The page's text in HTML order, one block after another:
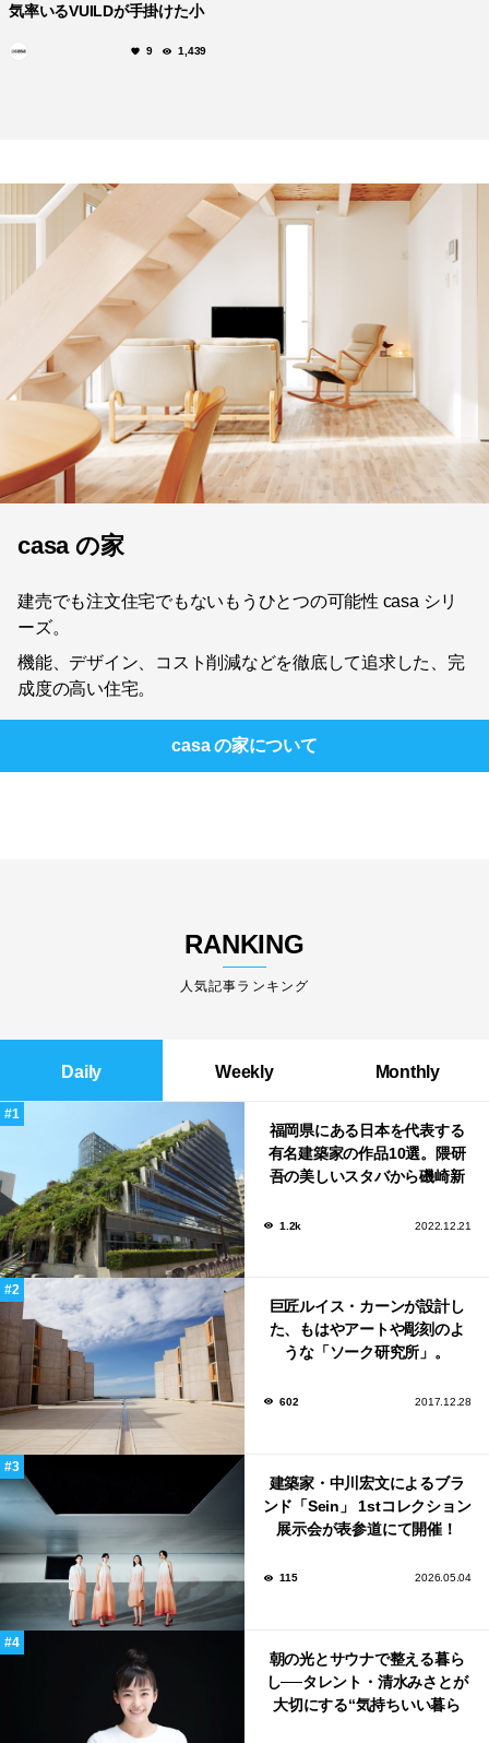
気率いるVUILDが手掛けた小
LOUNGE」
9 1,439
casa の家
建売でも注文住宅でもないもうひとつの可能性 casa シリ
ーズ。
機能、デザイン、コスト削減などを徹底して追求した、完
成度の高い住宅。
casa の家について
RANKING
人気記事ランキング
Daily Weekly Monthly
福岡県にある日本を代表する
有名建築家の作品10選。隈研
吾の美しいスタバから磯崎新
1.2k 2022.12.21
巨匠ルイス・カーンが設計し
た、もはやアートや彫刻のよ
うな「ソーク研究所」。
602 2017.12.28
建築家・中川宏文によるブラ
ンド「Sein」 1stコレクション
展示会が表参道にて開催！
115 2026.05.04
朝の光とサウナで整える暮ら
し──タレント・清水みさとが
大切にする“気持ちいい暮ら